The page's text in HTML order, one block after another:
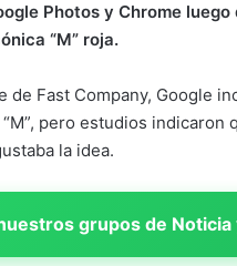
Photos y Chrome luego
“M” roja.
de Fast Company, Google
pero estudios indicaron
la idea.
grupos de Noticia